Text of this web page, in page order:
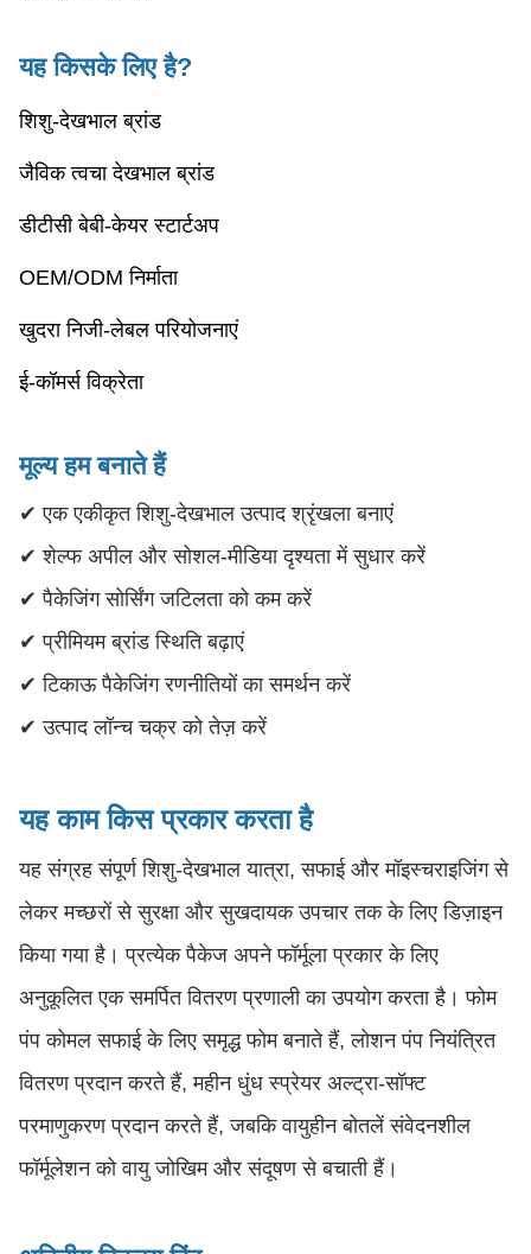
यह किसके लिए है?
शिशु-देखभाल ब्रांड
जैविक त्वचा देखभाल ब्रांड
डीटीसी बेबी-केयर स्टार्टअप
OEM/ODM निर्माता
खुदरा निजी-लेबल परियोजनाएं
ई-कॉमर्स विक्रेता
मूल्य हम बनाते हैं
✔ एक एकीकृत शिशु-देखभाल उत्पाद श्रृंखला बनाएं
✔ शेल्फ अपील और सोशल-मीडिया दृश्यता में सुधार करें
✔ पैकेजिंग सोर्सिंग जटिलता को कम करें
✔ प्रीमियम ब्रांड स्थिति बढ़ाएं
✔ टिकाऊ पैकेजिंग रणनीतियों का समर्थन करें
✔ उत्पाद लॉन्च चक्र को तेज़ करें
यह काम किस प्रकार करता है
यह संग्रह संपूर्ण शिशु-देखभाल यात्रा, सफाई और मॉइस्चराइजिंग से
लेकर मच्छरों से सुरक्षा और सुखदायक उपचार तक के लिए डिज़ाइन
किया गया है। प्रत्येक पैकेज अपने फॉर्मूला प्रकार के लिए
अनुकूलित एक समर्पित वितरण प्रणाली का उपयोग करता है। फोम
पंप कोमल सफाई के लिए समृद्ध फोम बनाते हैं, लोशन पंप नियंत्रित
वितरण प्रदान करते हैं, महीन धुंध स्प्रेयर अल्ट्रा-सॉफ्ट
परमाणुकरण प्रदान करते हैं, जबकि वायुहीन बोतलें संवेदनशील
फॉर्मूलेशन को वायु जोखिम और संदूषण से बचाती हैं।